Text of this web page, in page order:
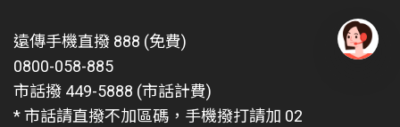
遠傳手機直撥 888 (免費)
0800-058-885
市話撥 449-5888 (市話計費)
* 市話請直撥不加區碼，手機撥打請加 02